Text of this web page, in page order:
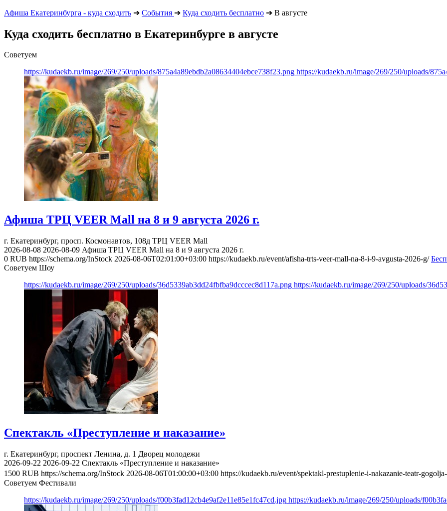
Афиша Екатеринбурга - куда сходить ➔ События ➔ Куда сходить бесплатно ➔ В августе
Куда сходить бесплатно в Екатеринбурге в августе
Советуем
https://kudaekb.ru/image/269/250/uploads/875a4a89ebdb2a08634404ebce738f23.png https://kudaekb.ru/image/269/250/uploads/
Афиша ТРЦ VEER Mall на 8 и 9 августа 2026 г.
г. Екатеринбург, просп. Космонавтов, 108д ТРЦ VEER Mall
2026-08-08 2026-08-09 Афиша ТРЦ VEER Mall на 8 и 9 августа 2026 г.
0 RUB https://schema.org/InStock 2026-08-06T02:01:00+03:00 https://kudaekb.ru/event/afisha-trts-veer-mall-na-8-i-9-avgusta-2026-g/
Советуем Шоу
https://kudaekb.ru/image/269/250/uploads/36d5339ab3dd24fbfba9dcccec8d117a.png https://kudaekb.ru/image/269/250/uploads/
Спектакль «Преступление и наказание»
г. Екатеринбург, проспект Ленина, д. 1 Дворец молодежи
2026-09-22 2026-09-22 Спектакль «Преступление и наказание»
1500 RUB https://schema.org/InStock 2026-08-06T01:00:00+03:00 https://kudaekb.ru/event/spektakl-prestuplenie-i-nakazanie-teatr-
Советуем Фестивали
https://kudaekb.ru/image/269/250/uploads/f00b3fad12cb4e9af2e11e85e1fc47cd.jpg https://kudaekb.ru/image/269/250/uploads/